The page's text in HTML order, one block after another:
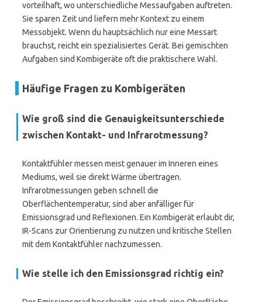
vorteilhaft, wo unterschiedliche Messaufgaben auftreten.
Sie sparen Zeit und liefern mehr Kontext zu einem
Messobjekt. Wenn du hauptsächlich nur eine Messart
brauchst, reicht ein spezialisiertes Gerät. Bei gemischten
Aufgaben sind Kombigeräte oft die praktischere Wahl.
Häufige Fragen zu Kombigeräten
Wie groß sind die Genauigkeitsunterschiede
zwischen Kontakt- und Infrarotmessung?
Kontaktfühler messen meist genauer im Inneren eines
Mediums, weil sie direkt Wärme übertragen.
Infrarotmessungen geben schnell die
Oberflächentemperatur, sind aber anfälliger für
Emissionsgrad und Reflexionen. Ein Kombigerät erlaubt dir,
IR-Scans zur Orientierung zu nutzen und kritische Stellen
mit dem Kontaktfühler nachzumessen.
Wie stelle ich den Emissionsgrad richtig ein?